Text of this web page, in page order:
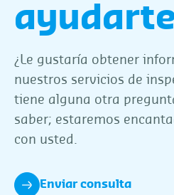
¿Le gustaría obtener
nuestros servicios de
tiene alguna otra
saber; estaremos
con usted.
Enviar consulta